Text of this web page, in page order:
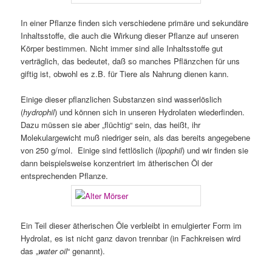
In einer Pflanze finden sich verschiedene primäre und sekundäre
Inhaltsstoffe, die auch die Wirkung dieser Pflanze auf unseren
Körper bestimmen. Nicht immer sind alle Inhaltsstoffe gut
verträglich, das bedeutet, daß so manches Pflänzchen für uns
giftig ist, obwohl es z.B. für Tiere als Nahrung dienen kann.
Einige dieser pflanzlichen Substanzen sind wasserlöslich
(hydrophil) und können sich in unseren Hydrolaten wiederfinden.
Dazu müssen sie aber „flüchtig“ sein, das heißt, ihr
Molekulargewicht muß niedriger sein, als das bereits angegebene
von 250 g/mol. Einige sind fettlöslich (lipophil) und wir finden sie
dann beispielsweise konzentriert im ätherischen Öl der
entsprechenden Pflanze.
Ein Teil dieser ätherischen Öle verbleibt in emulgierter Form im
Hydrolat, es ist nicht ganz davon trennbar (in Fachkreisen wird
das „water oil“ genannt).